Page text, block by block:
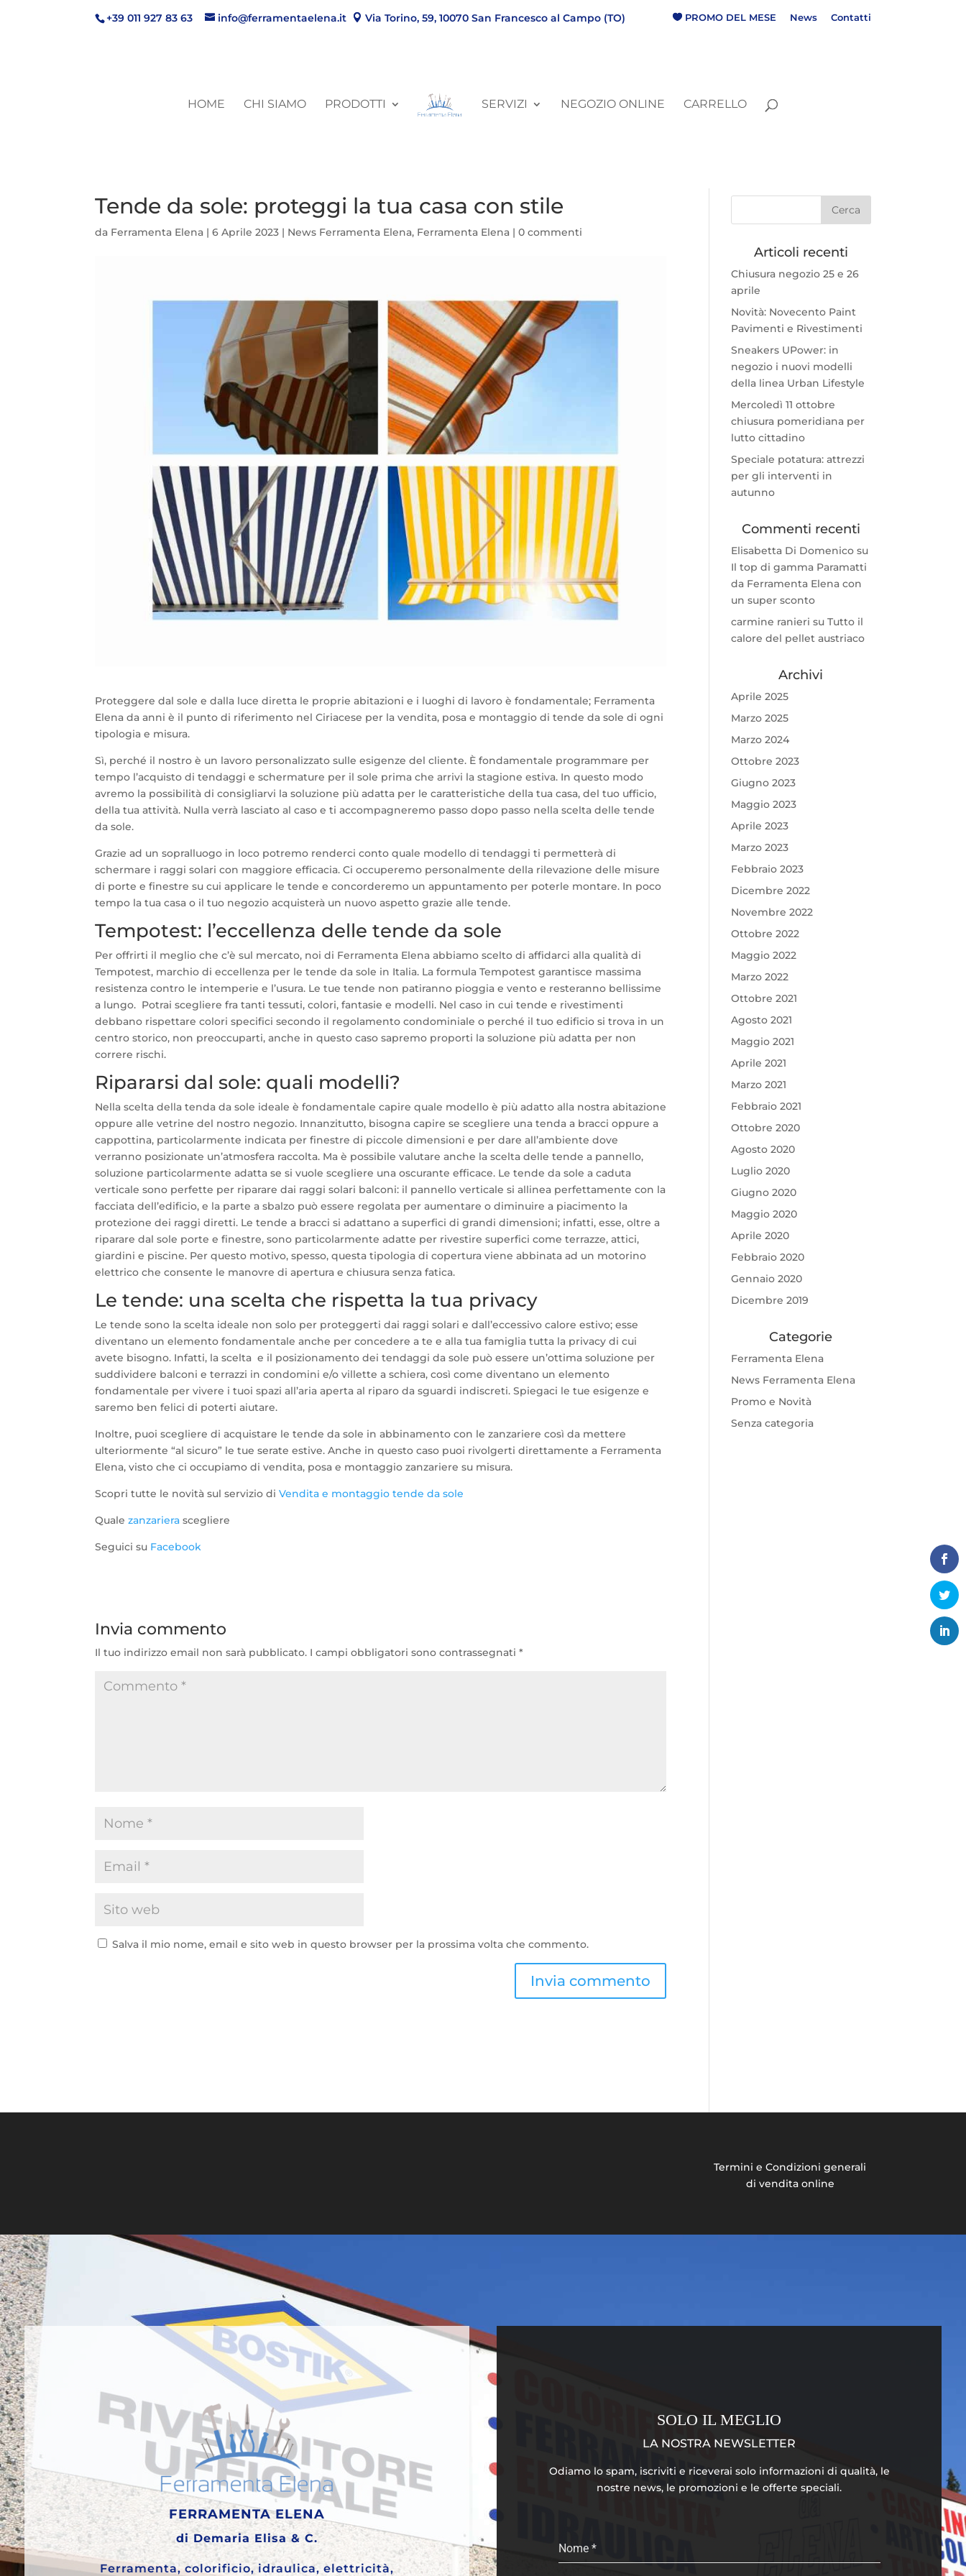
+39 011 927 83 63 info@ferramentaelena.it Via Torino, 59, 10070 San Francesco al Campo (TO) PROMO DEL MESE News Contatti
HOME CHI SIAMO PRODOTTI SERVIZI NEGOZIO ONLINE CARRELLO
Tende da sole: proteggi la tua casa con stile
da Ferramenta Elena | 6 Aprile 2023 | News Ferramenta Elena, Ferramenta Elena | 0 commenti
Proteggere dal sole e dalla luce diretta le proprie abitazioni e i luoghi di lavoro è fondamentale; Ferramenta
Elena da anni è il punto di riferimento nel Ciriacese per la vendita, posa e montaggio di tende da sole di ogni
tipologia e misura.
Sì, perché il nostro è un lavoro personalizzato sulle esigenze del cliente. È fondamentale programmare per
tempo l’acquisto di tendaggi e schermature per il sole prima che arrivi la stagione estiva. In questo modo
avremo la possibilità di consigliarvi la soluzione più adatta per le caratteristiche della tua casa, del tuo ufficio,
della tua attività. Nulla verrà lasciato al caso e ti accompagneremo passo dopo passo nella scelta delle tende
da sole.
Grazie ad un sopralluogo in loco potremo renderci conto quale modello di tendaggi ti permetterà di
schermare i raggi solari con maggiore efficacia. Ci occuperemo personalmente della rilevazione delle misure
di porte e finestre su cui applicare le tende e concorderemo un appuntamento per poterle montare. In poco
tempo la tua casa o il tuo negozio acquisterà un nuovo aspetto grazie alle tende.
Tempotest: l’eccellenza delle tende da sole
Per offrirti il meglio che c’è sul mercato, noi di Ferramenta Elena abbiamo scelto di affidarci alla qualità di
Tempotest, marchio di eccellenza per le tende da sole in Italia. La formula Tempotest garantisce massima
resistenza contro le intemperie e l’usura. Le tue tende non patiranno pioggia e vento e resteranno bellissime
a lungo. Potrai scegliere fra tanti tessuti, colori, fantasie e modelli. Nel caso in cui tende e rivestimenti
debbano rispettare colori specifici secondo il regolamento condominiale o perché il tuo edificio si trova in un
centro storico, non preoccuparti, anche in questo caso sapremo proporti la soluzione più adatta per non
correre rischi.
Ripararsi dal sole: quali modelli?
Nella scelta della tenda da sole ideale è fondamentale capire quale modello è più adatto alla nostra abitazione
oppure alle vetrine del nostro negozio. Innanzitutto, bisogna capire se scegliere una tenda a bracci oppure a
cappottina, particolarmente indicata per finestre di piccole dimensioni e per dare all’ambiente dove
verranno posizionate un’atmosfera raccolta. Ma è possibile valutare anche la scelta delle tende a pannello,
soluzione particolarmente adatta se si vuole scegliere una oscurante efficace. Le tende da sole a caduta
verticale sono perfette per riparare dai raggi solari balconi: il pannello verticale si allinea perfettamente con la
facciata dell’edificio, e la parte a sbalzo può essere regolata per aumentare o diminuire a piacimento la
protezione dei raggi diretti. Le tende a bracci si adattano a superfici di grandi dimensioni; infatti, esse, oltre a
riparare dal sole porte e finestre, sono particolarmente adatte per rivestire superfici come terrazze, attici,
giardini e piscine. Per questo motivo, spesso, questa tipologia di copertura viene abbinata ad un motorino
elettrico che consente le manovre di apertura e chiusura senza fatica.
Le tende: una scelta che rispetta la tua privacy
Le tende sono la scelta ideale non solo per proteggerti dai raggi solari e dall’eccessivo calore estivo; esse
diventano un elemento fondamentale anche per concedere a te e alla tua famiglia tutta la privacy di cui
avete bisogno. Infatti, la scelta e il posizionamento dei tendaggi da sole può essere un’ottima soluzione per
suddividere balconi e terrazzi in condomini e/o villette a schiera, così come diventano un elemento
fondamentale per vivere i tuoi spazi all’aria aperta al riparo da sguardi indiscreti. Spiegaci le tue esigenze e
saremo ben felici di poterti aiutare.
Inoltre, puoi scegliere di acquistare le tende da sole in abbinamento con le zanzariere così da mettere
ulteriormente “al sicuro” le tue serate estive. Anche in questo caso puoi rivolgerti direttamente a Ferramenta
Elena, visto che ci occupiamo di vendita, posa e montaggio zanzariere su misura.
Scopri tutte le novità sul servizio di Vendita e montaggio tende da sole
Quale zanzariera scegliere
Seguici su Facebook
Invia commento
Il tuo indirizzo email non sarà pubblicato. I campi obbligatori sono contrassegnati *
Salva il mio nome, email e sito web in questo browser per la prossima volta che commento.
Articoli recenti
Chiusura negozio 25 e 26
aprile
Novità: Novecento Paint
Pavimenti e Rivestimenti
Sneakers UPower: in
negozio i nuovi modelli
della linea Urban Lifestyle
Mercoledì 11 ottobre
chiusura pomeridiana per
lutto cittadino
Speciale potatura: attrezzi
per gli interventi in
autunno
Commenti recenti
Elisabetta Di Domenicosu
Il top di gamma Paramatti
da Ferramenta Elena con
un super sconto
carmine ranieri su Tutto il
calore del pellet austriaco
Archivi
Aprile 2025
Marzo 2025
Marzo 2024
Ottobre 2023
Giugno 2023
Maggio 2023
Aprile 2023
Marzo 2023
Febbraio 2023
Dicembre 2022
Novembre 2022
Ottobre 2022
Maggio 2022
Marzo 2022
Ottobre 2021
Agosto 2021
Maggio 2021
Aprile 2021
Marzo 2021
Febbraio 2021
Ottobre 2020
Agosto 2020
Luglio 2020
Giugno 2020
Maggio 2020
Aprile 2020
Febbraio 2020
Gennaio 2020
Dicembre 2019
Categorie
Ferramenta Elena
News Ferramenta Elena
Promo e Novità
Senza categoria
Termini e Condizioni generali
di vendita online
FERRAMENTA ELENA
di Demaria Elisa & C.
Ferramenta, colorificio, idraulica, elettricità,
SOLO IL MEGLIO
LA NOSTRA NEWSLETTER
Odiamo lo spam, iscriviti e riceverai solo informazioni di qualità, le
nostre news, le promozioni e le offerte speciali.
Nome *